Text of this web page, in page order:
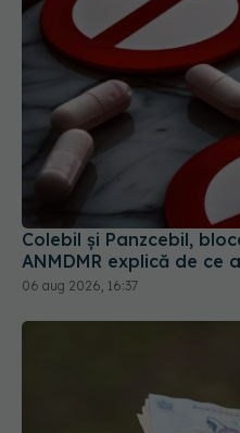
Colebil și Panzcebil,
ANMDMR explică de ce
06 aug 2026, 16:37